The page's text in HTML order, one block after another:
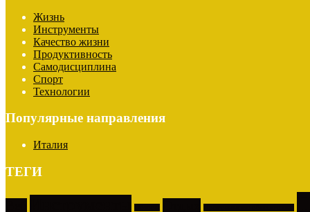
Жизнь
Инструменты
Качество жизни
Продуктивность
Самодисциплина
Спорт
Технологии
Популярные направления
Италия
ТЕГИ